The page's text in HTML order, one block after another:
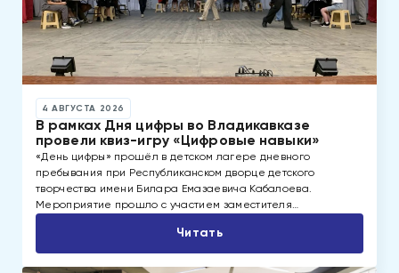
4 АВГУСТА 2026
В рамках Дня цифры во Владикавказе
провели квиз-игру «Цифровые навыки»
«День цифры» прошёл в детском лагере дневного
пребывания при Республиканском дворце детского
творчества имени Билара Емазаевича Кабалоева.
Мероприятие прошло с участием заместителя…
Читать